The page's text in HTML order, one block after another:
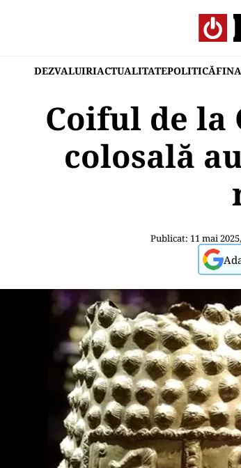
DEZVALUIRIACTUALITATEPOLITICĂ
Coiful de la
colosală
Publicat: 11 mai